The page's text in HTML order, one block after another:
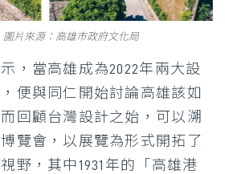
圖片來源：高雄市政府文化局
，當高雄成為2022年兩大設
便與同仁開始討論高雄該如
回顧台灣設計之始，可以溯
覽會，以展覽為形式開拓了
野，其中1931年的「高雄港